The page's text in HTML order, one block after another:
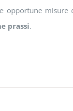
opportune misure
prassi.